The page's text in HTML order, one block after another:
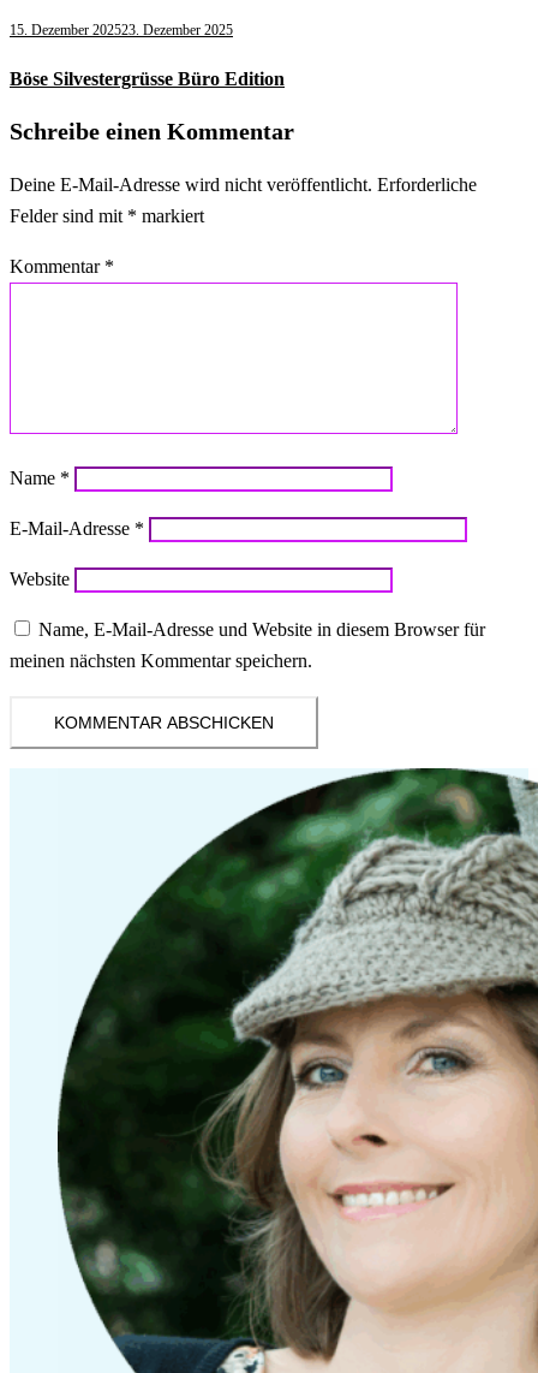
15. Dezember 202523. Dezember 2025
Böse Silvestergrüsse Büro Edition
Schreibe einen Kommentar
Deine E-Mail-Adresse wird nicht veröffentlicht. Erforderliche
Felder sind mit * markiert
Kommentar *
Name *
E-Mail-Adresse *
Website
Name, E-Mail-Adresse und Website in diesem Browser für
meinen nächsten Kommentar speichern.